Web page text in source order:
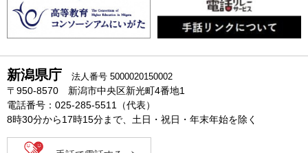
新潟県庁 法人番号 5000020150002
〒950-8570 新潟市中央区新光町4番地1
電話番号：025-285-5511（代表）
8時30分から17時15分まで、土日・祝日・年末年始を除く